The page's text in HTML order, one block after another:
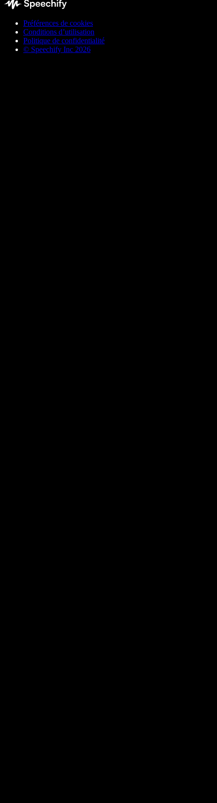
Préférences de cookies
Conditions d’utilisation
Politique de confidentialité
© Speechify Inc 2026